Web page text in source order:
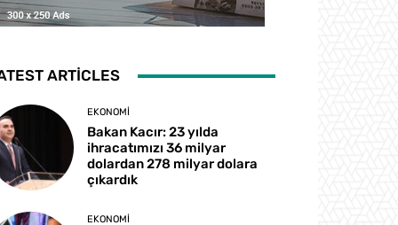
ARTICLES
EKONOMI
Bakan Kacır: 23 yılda
ihracatımızı 36 milyar
dolardan 278 milyar dolara
çıkardık
EKONOMI